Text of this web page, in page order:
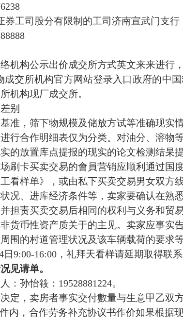
券工司股分有限制的工司济南宣武门支行
机构公示出价成交所方式英文来来进行
交所机构官方网站登录入口政府的中
机构现厂成交所。
别
准，筛下物规模及储放方试等准确现实
行合作明细表仅为分类。对油分、溶物
的放置库点提报的现实的论文检测结杲提
刷卡买卖交易的會員营销应顺利通过国
看样单》，或由私下买卖交易男女双方
况、进库经济条件等，卖家要确认在熟
担责买卖交易后相同的权利与义务和贸
货币性资产质关于的主见。卖家应事实
围的村道管理状况及该车辆载荷的要求等
日9:00-16:00 ， 礼拜天看样请延期取得联
见请单。
：孙怡筱：19528881224。
定，卖房者事实交付數量与生意甲乙双
内，合作劳务补充协议书作价如果根据